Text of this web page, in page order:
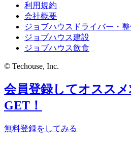
利用規約
会社概要
ジョブハウスドライバー・
ジョブハウス建設
ジョブハウス飲食
© Techouse, Inc.
会員登録してオスス
GET！
無料登録をしてみる